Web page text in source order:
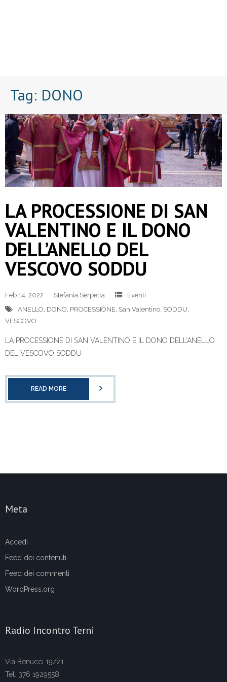
Tag: DONO
LA PROCESSIONE DI SAN
VALENTINO E IL DONO
DELL’ANELLO DEL
VESCOVO SODDU
Feb 14, 2022 Stefania Serpetta
Eventi
ANELLO DONO PROCESSIONE San Valentino SODDU
VESCOVO
LA PROCESSIONE DI SAN VALENTINO E IL DONO DELL’ANELLO
DEL VESCOVO SODDU
READ MORE
Meta
Accedi
Feed dei contenuti
Feed dei commenti
WordPress.org
Radio Incontro Terni
Via Benucci 19/21
Tel. 376 1929558